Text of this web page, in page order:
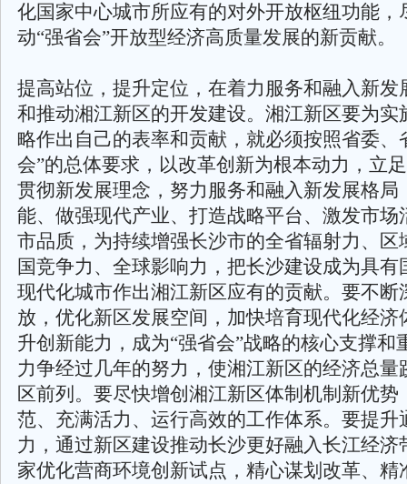
化国家中心城市所应有的对外开放枢纽功能，
动“强省会”开放型经济高质量发展的新贡献。
提高站位，提升定位，在着力服务和融入新发
和推动湘江新区的开发建设。湘江新区要为实
略作出自己的表率和贡献，就必须按照省委、
会”的总体要求，以改革创新为根本动力，立
贯彻新发展理念，努力服务和融入新发展格局
能、做强现代产业、打造战略平台、激发市场
市品质，为持续增强长沙市的全省辐射力、区
国竞争力、全球影响力，把长沙建设成为具有
现代化城市作出湘江新区应有的贡献。要不断
放，优化新区发展空间，加快培育现代化经济
升创新能力，成为“强省会”战略的核心支撑和
力争经过几年的努力，使湘江新区的经济总量
区前列。要尽快增创湘江新区体制机制新优势
范、充满活力、运行高效的工作体系。要提升
力，通过新区建设推动长沙更好融入长江经济
家优化营商环境创新试点，精心谋划改革、精